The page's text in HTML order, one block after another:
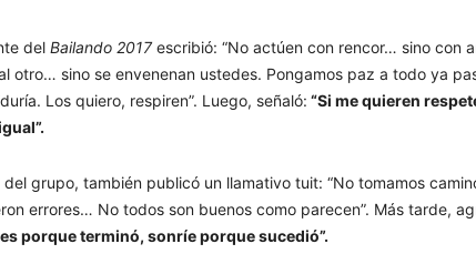
delBailando 2017escribió: “No actúen con rencor… sino con
otro… sino se envenenan ustedes. Pongamos paz a todo ya
Los quiero, respiren”. Luego, señaló: “Si me quieren
grupo, también publicó un llamativo tuit: “No tomamos
errores… No todos son buenos como parecen”. Más tarde,
porque terminó, sonríe porque sucedió”.